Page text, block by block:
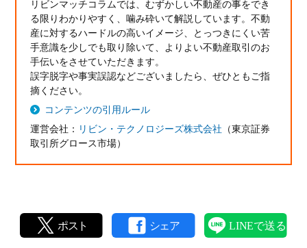
リビンマッチコラムでは、むずかしい不動産の事をでき
る限りわかりやすく、噛み砕いて解説しています。不動
産に対するハードルの高いイメージ、とっつきにくい苦
手意識を少しでも取り除いて、よりよい不動産取引のお
手伝いをさせていただきます。
誤字脱字や事実誤認などございましたら、ぜひともご指
摘ください。
コンテンツの引用ルール
運営会社： リビン・テクノロジーズ株式会社 （東京証券
取引所グロース市場）